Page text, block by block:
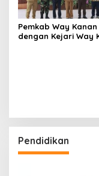
Pemkab Way Kanan
dengan Kejari Way
Pendidikan